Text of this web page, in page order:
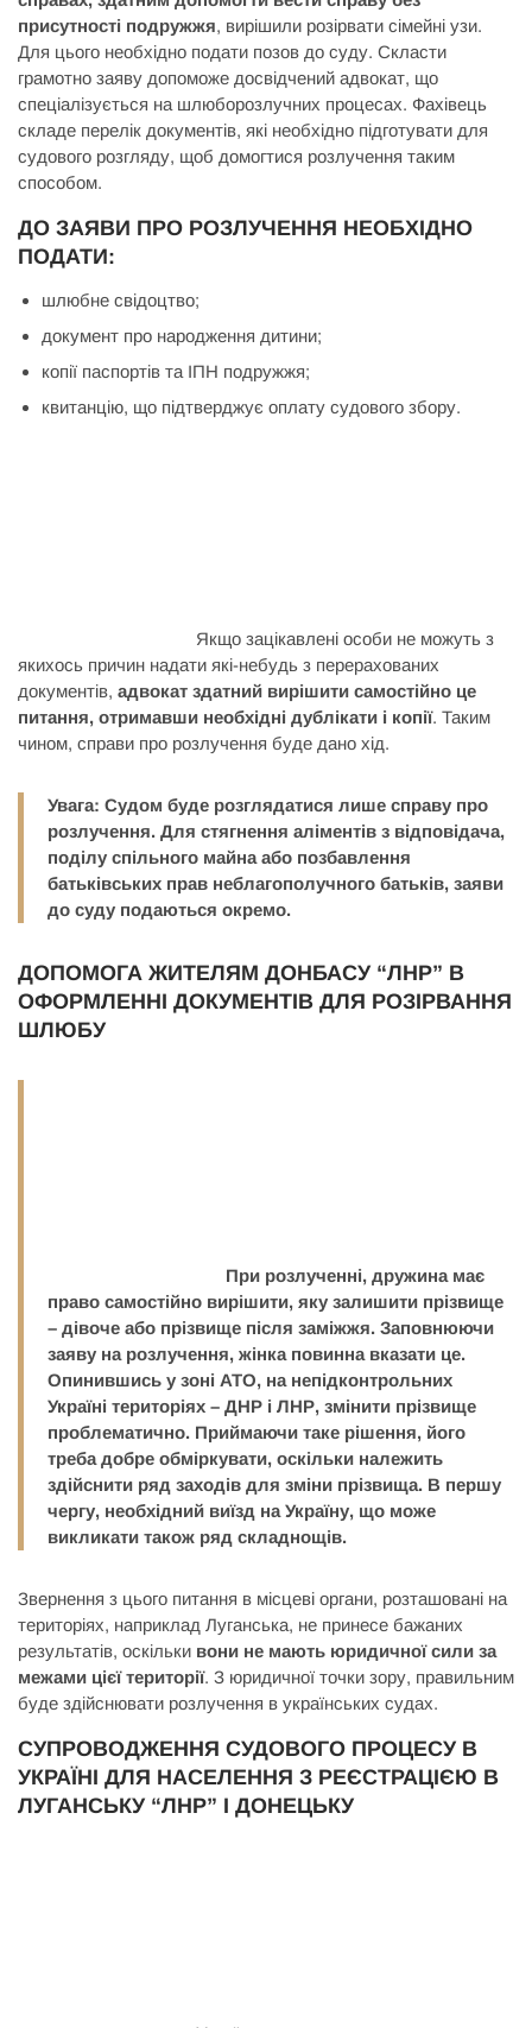
присутності подружжя, вирішили розірвати сімейні узи.
Для цього необхідно подати позов до суду. Скласти
грамотно заяву допоможе досвідчений адвокат, що
спеціалізується на шлюборозлучних процесах. Фахівець
складе перелік документів, які необхідно підготувати для
судового розгляду, щоб домогтися розлучення таким
способом.
ДО ЗАЯВИ ПРО РОЗЛУЧЕННЯ НЕОБХІДНО
ПОДАТИ:
шлюбне свідоцтво;
документ про народження дитини;
копії паспортів та ІПН подружжя;
квитанцію, що підтверджує оплату судового збору.
Якщо зацікавлені особи не можуть з
якихось причин надати які-небудь з перерахованих
документів, адвокат здатний вирішити самостійно це
питання, отримавши необхідні дублікати і копії. Таким
чином, справи про розлучення буде дано хід.
Увага: Судом буде розглядатися лише справу про
розлучення. Для стягнення аліментів з відповідача,
поділу спільного майна або позбавлення
батьківських прав неблагополучного батьків, заяви
до суду подаються окремо.
ДОПОМОГА ЖИТЕЛЯМ ДОНБАСУ “ЛНР” В
ОФОРМЛЕННІ ДОКУМЕНТІВ ДЛЯ РОЗІРВАННЯ
ШЛЮБУ
При розлученні, дружина має
право самостійно вирішити, яку залишити прізвище
– дівоче або прізвище після заміжжя. Заповнюючи
заяву на розлучення, жінка повинна вказати це.
Опинившись у зоні АТО, на непідконтрольних
Україні територіях – ДНР і ЛНР, змінити прізвище
проблематично. Приймаючи таке рішення, його
треба добре обміркувати, оскільки належить
здійснити ряд заходів для зміни прізвища. В першу
чергу, необхідний виїзд на Україну, що може
викликати також ряд складнощів.
Звернення з цього питання в місцеві органи, розташовані на
територіях, наприклад Луганська, не принесе бажаних
результатів, оскільки вони не мають юридичної сили за
межами цієї території. З юридичної точки зору, правильним
буде здійснювати розлучення в українських судах.
СУПРОВОДЖЕННЯ СУДОВОГО ПРОЦЕСУ В
УКРАЇНІ ДЛЯ НАСЕЛЕННЯ З РЕЄСТРАЦІЄЮ В
ЛУГАНСЬКУ “ЛНР” І ДОНЕЦЬКУ